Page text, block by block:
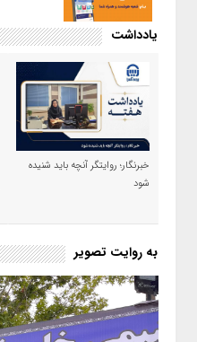
یادداشت
خبرنگار؛ روایتگر آنچه باید شنیده
شود
به روایت تصویر